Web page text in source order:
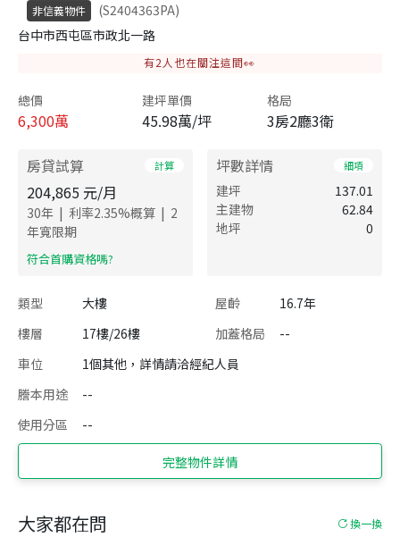
非信義物件
(S2404363PA)
台中市西屯區市政北一路
有2 人也在關注這間👀
總價
6,300萬
建坪單價
45.98萬/坪
格局
3房2廳3衛
房貸試算 計算
204,865 元/月
30年 | 利率2.35%概算 | 2
年寬限期
​符合首購資格嗎?
坪數詳情 細項
建坪
137.01
主建物
62.84
地坪
0
類型 大樓 屋齡
16.7年
樓層
17樓/26樓 加蓋格局
--
車位
1個其他，詳情請洽經紀人員
謄本用途
--
使用分區
--
完整物件詳情
大家都在問 換一換